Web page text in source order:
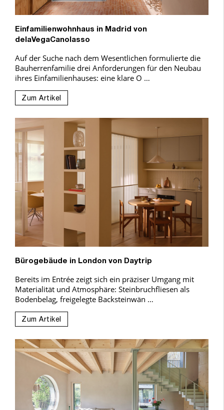
Einfamilienwohnhaus in Madrid von
delaVegaCanolasso
Auf der Suche nach dem Wesentlichen formulierte die
Bauherrenfamilie drei Anforderungen für den Neubau
ihres Einfamilienhauses: eine klare O …
Zum Artikel
Bürogebäude in London von Daytrip
Bereits im Entrée zeigt sich ein präziser Umgang mit
Materialität und Atmosphäre: Steinbruchfliesen als
Bodenbelag, freigelegte Backsteinwän …
Zum Artikel